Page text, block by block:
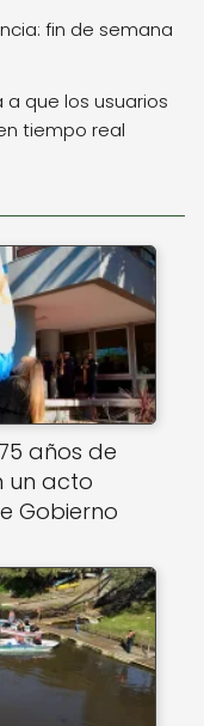
fin de semana
a que los usuarios
tiempo real
años de
un acto
Gobierno